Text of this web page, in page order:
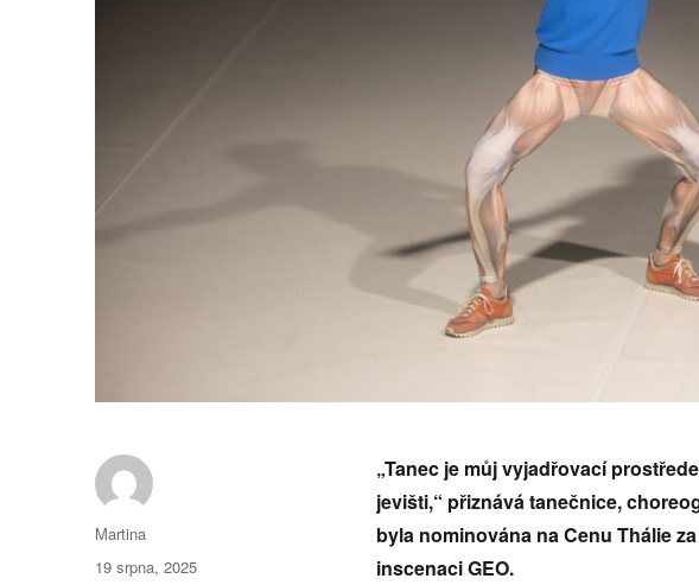
„Tanec je můj vyjadřovací
jevišti,“ přiznává tanečnice,
byla nominována na Cenu Thálie
inscenaci GEO.
Autor:
Martina
Publikováno:
19 srpna, 2025